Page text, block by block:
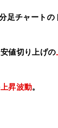
足チャートの
値切り上げの
昇波動。